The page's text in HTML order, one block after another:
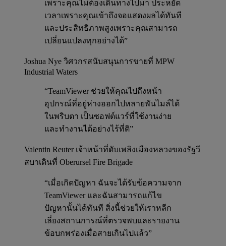
เพราะคุณไม่ต้องเดินทางไปมา ประหยัด
เวลาเพราะคุณเข้าถึงจอแสดงผลได้ทันที
และประสิทธิภาพสูงเพราะคุณสามารถ
เปลี่ยนแปลงทุกอย่างได้”
Joshua Nye วิศวกรสนับสนุนการขายที่ MPW
Industrial Waters
“TeamViewer ช่วยให้คุณไปถึงหน้า
อุปกรณ์ที่อยู่ห่างออกไปหลายพันไมล์ได้
ในพริบตา เป็นซอฟต์แวร์ที่ใช้งานง่าย
และทำงานได้อย่างไร้ที่ติ”
Valentin Reuter เจ้าหน้าที่ดับเพลิงเมืองหลวงของรัฐวี
สบาเดินที่ Oberursel Fire Brigade
“เมื่อเกิดปัญหา ฉันจะได้รับข้อความจาก
TeamViewer และฉันสามารถแก้ไข
ปัญหานั้นได้ทันที สิ่งนี้ช่วยให้เราหลีก
เลี่ยงสถานการณ์ที่ตรวจพบและรายงาน
ข้อบกพร่องเมื่อสายเกินไปแล้ว”